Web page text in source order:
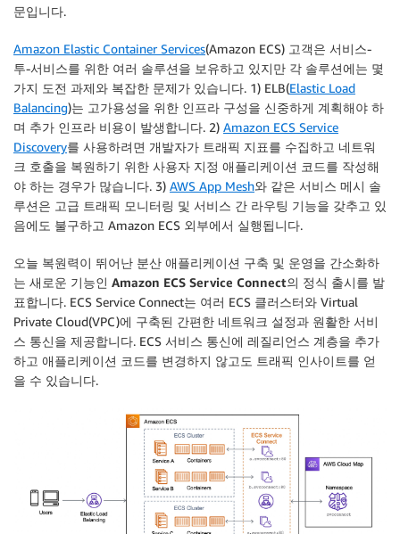
문입니다.
Amazon Elastic Container Services(Amazon ECS) 고객은 서비스-
투-서비스를 위한 여러 솔루션을 보유하고 있지만 각 솔루션에는 몇
가지 도전 과제와 복잡한 문제가 있습니다. 1) ELB(Elastic Load
Balancing)는 고가용성을 위한 인프라 구성을 신중하게 계획해야 하
며 추가 인프라 비용이 발생합니다. 2) Amazon ECS Service
Discovery를 사용하려면 개발자가 트래픽 지표를 수집하고 네트워
크 호출을 복원하기 위한 사용자 지정 애플리케이션 코드를 작성해
야 하는 경우가 많습니다. 3) AWS App Mesh와 같은 서비스 메시 솔
루션은 고급 트래픽 모니터링 및 서비스 간 라우팅 기능을 갖추고 있
음에도 불구하고 Amazon ECS 외부에서 실행됩니다.
오늘 복원력이 뛰어난 분산 애플리케이션 구축 및 운영을 간소화하
는 새로운 기능인 Amazon ECS Service Connect의 정식 출시를 발
표합니다. ECS Service Connect는 여러 ECS 클러스터와 Virtual
Private Cloud(VPC)에 구축된 간편한 네트워크 설정과 원활한 서비
스 통신을 제공합니다. ECS 서비스 통신에 레질리언스 계층을 추가
하고 애플리케이션 코드를 변경하지 않고도 트래픽 인사이트를 얻
을 수 있습니다.